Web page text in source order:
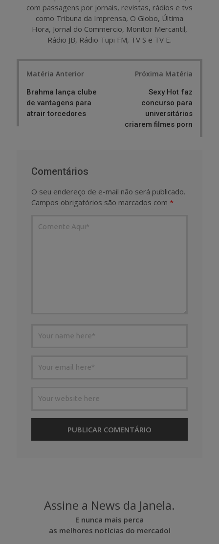
com passagens por jornais, revistas, rádios e tvs
como Tribuna da Imprensa, O Globo, Última
Hora, Jornal do Commercio, Monitor Mercantil,
Rádio JB, Rádio Tupi FM, TV S e TV E.
Matéria Anterior
Brahma lança clube
de vantagens para
atrair torcedores
Próxima Matéria
Sexy Hot faz
concurso para
universitários
criarem filmes porn
Comentários
O seu endereço de e-mail não será publicado.
Campos obrigatórios são marcados com *
Assine a News da Janela.
E nunca mais perca
as melhores notícias do mercado!